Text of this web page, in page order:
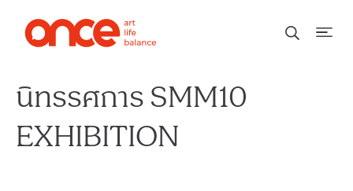
นิทรรศการ SMM10
EXHIBITION